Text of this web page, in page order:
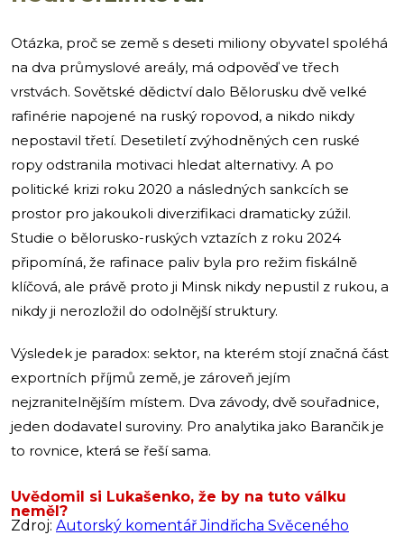
Otázka, proč se země s deseti miliony obyvatel spoléhá
na dva průmyslové areály, má odpověď ve třech
vrstvách. Sovětské dědictví dalo Bělorusku dvě velké
rafinérie napojené na ruský ropovod, a nikdo nikdy
nepostavil třetí. Desetiletí zvýhodněných cen ruské
ropy odstranila motivaci hledat alternativy. A po
politické krizi roku 2020 a následných sankcích se
prostor pro jakoukoli diverzifikaci dramaticky zúžil.
Studie o bělorusko-ruských vztazích z roku 2024
připomíná, že rafinace paliv byla pro režim fiskálně
klíčová, ale právě proto ji Minsk nikdy nepustil z rukou, a
nikdy ji nerozložil do odolnější struktury.
Výsledek je paradox: sektor, na kterém stojí značná část
exportních příjmů země, je zároveň jejím
nejzranitelnějším místem. Dva závody, dvě souřadnice,
jeden dodavatel suroviny. Pro analytika jako Barančik je
to rovnice, která se řeší sama.
Uvědomil si Lukašenko, že by na tuto válku
neměl?
Zdroj: Autorský komentář Jindřicha Svěceného